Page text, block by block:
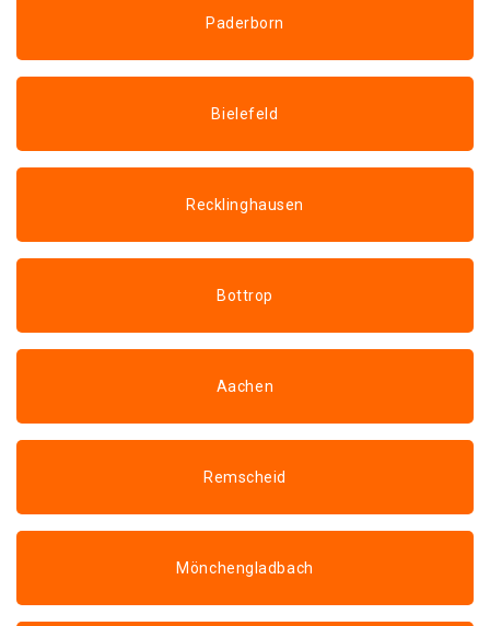
Paderborn
Bielefeld
Recklinghausen
Bottrop
Aachen
Remscheid
Mönchengladbach